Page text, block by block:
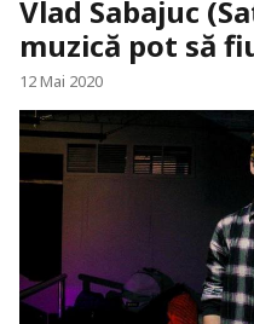
Vlad Sabajuc
muzică pot să
12 Mai 2020